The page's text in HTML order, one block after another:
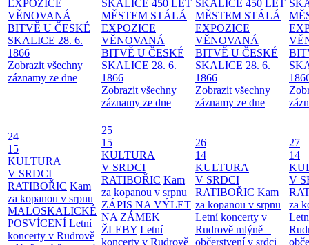
EXPOZICE
VĚNOVANÁ
BITVĚ U ČESKÉ
SKALICE 28. 6.
1866
Zobrazit všechny
záznamy ze dne
SKALICE 450 LET
MĚSTEM STÁLÁ
EXPOZICE
VĚNOVANÁ
BITVĚ U ČESKÉ
SKALICE 28. 6.
1866
Zobrazit všechny
záznamy ze dne
SKALICE 450 LET
MĚSTEM STÁLÁ
EXPOZICE
VĚNOVANÁ
BITVĚ U ČESKÉ
SKALICE 28. 6.
1866
Zobrazit všechny
záznamy ze dne
24
15
KULTURA
V SRDCI
RATIBOŘIC Kam
za kopanou v srpnu
MALOSKALICKÉ
POSVÍCENÍ Letní
koncerty v Rudrově
25
15
KULTURA
V SRDCI
RATIBOŘIC Kam
za kopanou v srpnu
ZÁPIS NA VÝLET
NA ZÁMEK
ŽLEBY Letní
koncerty v Rudrově
26
14
KULTURA
V SRDCI
RATIBOŘIC Kam
za kopanou v srpnu
Letní koncerty v
Rudrově mlýně –
občerstvení v srdci
27
14
V
za